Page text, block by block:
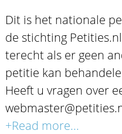
Dit is het nationale
de stichting
terecht als er geen
petitie kan
Heeft u vragen over
+Read more...